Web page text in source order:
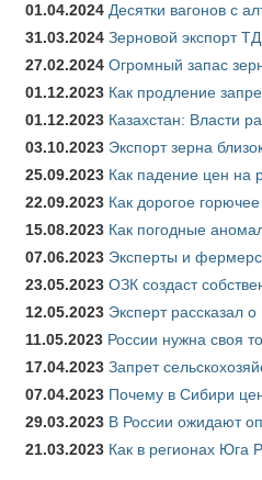
01.04.2024 Десятки вагонов с
31.03.2024 Зерновой экспорт
27.02.2024 Огромный запас
01.12.2023 Как продление
01.12.2023 Казахстан: Власти
03.10.2023 Экспорт зерна
25.09.2023 Как падение цен на
22.09.2023 Как дорогое
15.08.2023 Как погодные
07.06.2023 Эксперты и
23.05.2023 ОЗК создаст
12.05.2023 Эксперт рассказал
11.05.2023 России нужна своя
17.04.2023 Запрет
07.04.2023 Почему в Сибири
29.03.2023 В России ожидают
21.03.2023 Как в регионах Юга